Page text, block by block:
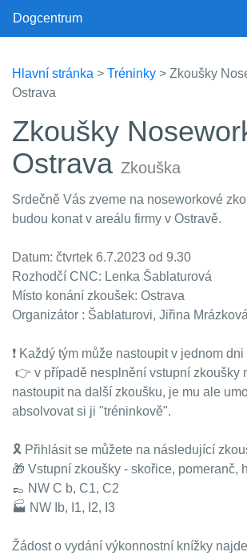
Dogcentrum
Hlavní stránka > Tréninky > Zkoušky
Ostrava
Zkoušky
Ostrava Zkouška
Srdečně Vás zveme na noseworkové
budou konat v areálu firmy v Ostravě.
Datum: čtvrtek 6.7.2023 od 9.30
Rozhodčí CNC: Lenka Šablaturová
Místo konání zkoušek: Ostrava
Organizátor : Šablaturovi, Jiřina Mrázková
❗️ Každý tým může nastoupit v jednom
👉 v případě nesplnění vstupní zkoušky
nastoupit na další zkoušku, je mu ale
absolvovat si ji "tréninkově".
🎗 Přihlásit se můžete na následující
🎁 Vstupní zkoušky - skořice, pomeranč,
👞 NW C b, C1, C2
🏭 NW Ib, I1, I2, I3
Žádost o vydání výkonnostní knížky